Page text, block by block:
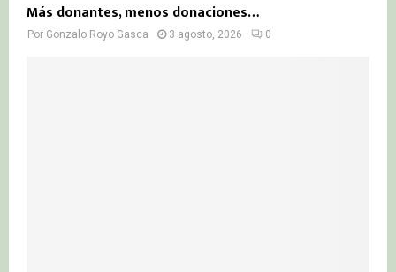
Más donantes, menos donaciones…
Por Gonzalo Royo Gasca 3 agosto, 2026 0